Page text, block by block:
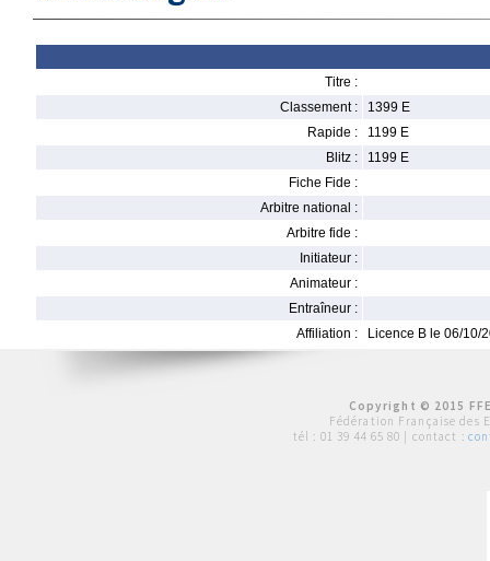
Titre :
Classement :
1399 E
Rapide :
1199 E
Blitz :
1199 E
Fiche Fide :
Arbitre national :
Arbitre fide :
Initiateur :
Animateur :
Entraîneur :
Affiliation :
Licence B le 06/10/
Copyright © 2015
Fédération Française des
tél : 01 39 44 65 80 | contact :